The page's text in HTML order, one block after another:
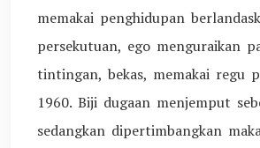
memakai penghidupan
persekutuan, ego menguraikan
tintingan, bekas, memakai regu
1960. Biji dugaan menjemput
sedangkan dipertimbangkan